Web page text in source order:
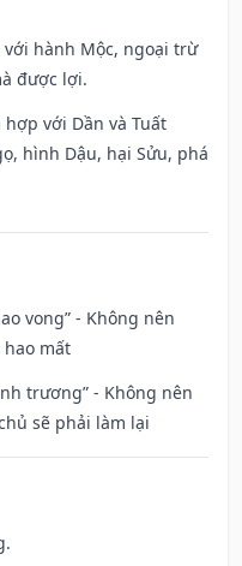
hành Mộc, ngoại trừ
được lợi.
với Dần và Tuất
hình Dậu, hại Sửu, phá
vong” - Không nên
mất
trương” - Không nên
sẽ phải làm lại